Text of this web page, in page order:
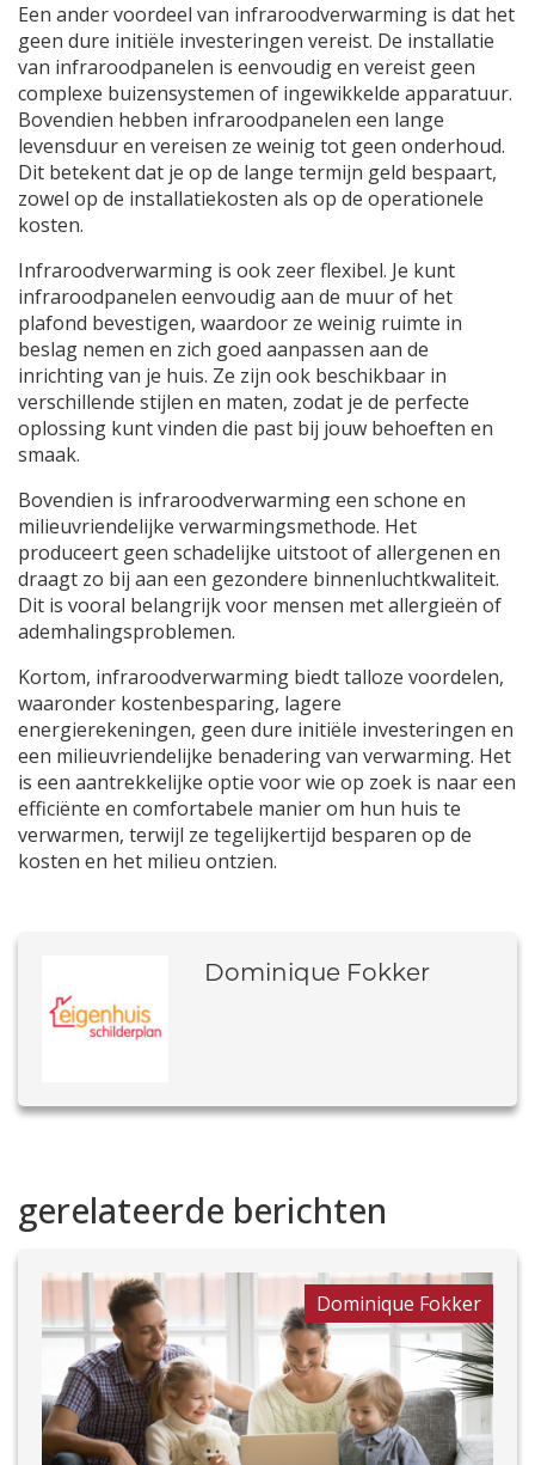
Een ander voordeel van infraroodverwarming is dat het
geen dure initiële investeringen vereist. De installatie
van infraroodpanelen is eenvoudig en vereist geen
complexe buizensystemen of ingewikkelde apparatuur.
Bovendien hebben infraroodpanelen een lange
levensduur en vereisen ze weinig tot geen onderhoud.
Dit betekent dat je op de lange termijn geld bespaart,
zowel op de installatiekosten als op de operationele
kosten.
Infraroodverwarming is ook zeer flexibel. Je kunt
infraroodpanelen eenvoudig aan de muur of het
plafond bevestigen, waardoor ze weinig ruimte in
beslag nemen en zich goed aanpassen aan de
inrichting van je huis. Ze zijn ook beschikbaar in
verschillende stijlen en maten, zodat je de perfecte
oplossing kunt vinden die past bij jouw behoeften en
smaak.
Bovendien is infraroodverwarming een schone en
milieuvriendelijke verwarmingsmethode. Het
produceert geen schadelijke uitstoot of allergenen en
draagt zo bij aan een gezondere binnenluchtkwaliteit.
Dit is vooral belangrijk voor mensen met allergieën of
ademhalingsproblemen.
Kortom, infraroodverwarming biedt talloze voordelen,
waaronder kostenbesparing, lagere
energierekeningen, geen dure initiële investeringen en
een milieuvriendelijke benadering van verwarming. Het
is een aantrekkelijke optie voor wie op zoek is naar een
efficiënte en comfortabele manier om hun huis te
verwarmen, terwijl ze tegelijkertijd besparen op de
kosten en het milieu ontzien.
Dominique Fokker
gerelateerde berichten
Dominique Fokker